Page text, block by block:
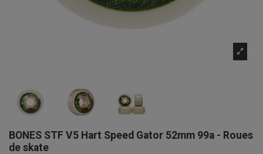
BONES STF V5 Hart Speed Gator 52mm 99a - Roues
de skate